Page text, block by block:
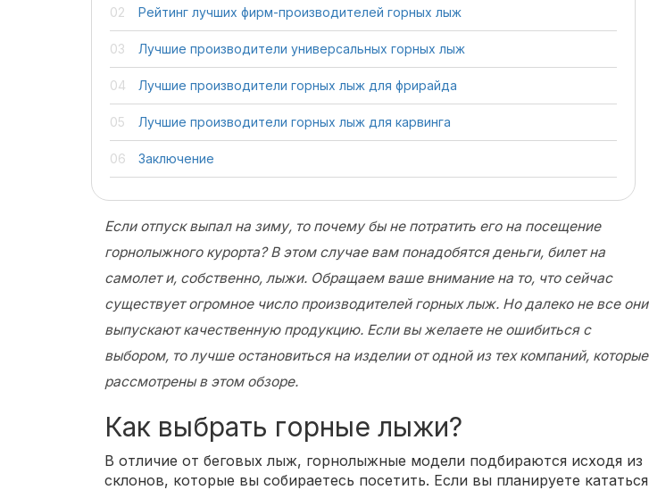
Рейтинг лучших фирм-производителей горных лыж
Лучшие производители универсальных горных лыж
Лучшие производители горных лыж для фрирайда
Лучшие производители горных лыж для карвинга
Заключение
Если отпуск выпал на зиму, то почему бы не потратить его на посещение
горнолыжного курорта? В этом случае вам понадобятся деньги, билет на
самолет и, собственно, лыжи. Обращаем ваше внимание на то, что сейчас
существует огромное число производителей горных лыж. Но далеко не все они
выпускают качественную продукцию. Если вы желаете не ошибиться с
выбором, то лучше остановиться на изделии от одной из тех компаний, которые
рассмотрены в этом обзоре.
Как выбрать горные лыжи?
В отличие от беговых лыж, горнолыжные модели подбираются исходя из
склонов, которые вы собираетесь посетить. Если вы планируете кататься